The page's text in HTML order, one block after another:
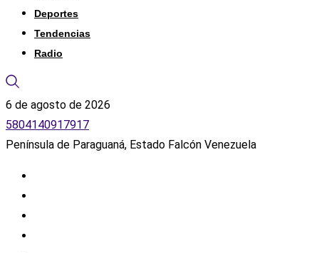
Deportes
Tendencias
Radio
6 de agosto de 2026
5804140917917
Península de Paraguaná, Estado Falcón Venezuela